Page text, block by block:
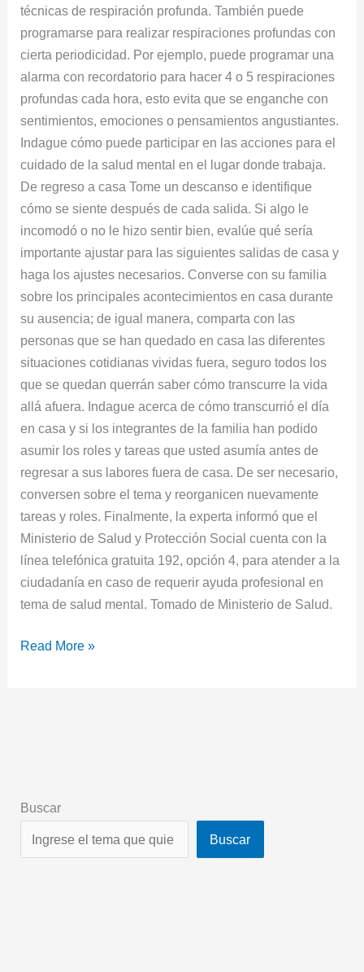
técnicas de respiración profunda. También puede
programarse para realizar respiraciones profundas con
cierta periodicidad. Por ejemplo, puede programar una
alarma con recordatorio para hacer 4 o 5 respiraciones
profundas cada hora, esto evita que se enganche con
sentimientos, emociones o pensamientos angustiantes.
Indague cómo puede participar en las acciones para el
cuidado de la salud mental en el lugar donde trabaja.
De regreso a casa Tome un descanso e identifique
cómo se siente después de cada salida. Si algo le
incomodó o no le hizo sentir bien, evalúe qué sería
importante ajustar para las siguientes salidas de casa y
haga los ajustes necesarios. Converse con su familia
sobre los principales acontecimientos en casa durante
su ausencia; de igual manera, comparta con las
personas que se han quedado en casa las diferentes
situaciones cotidianas vividas fuera, seguro todos los
que se quedan querrán saber cómo transcurre la vida
allá afuera. Indague acerca de cómo transcurrió el día
en casa y si los integrantes de la familia han podido
asumir los roles y tareas que usted asumía antes de
regresar a sus labores fuera de casa. De ser necesario,
conversen sobre el tema y reorganicen nuevamente
tareas y roles. Finalmente, la experta informó que el
Ministerio de Salud y Protección Social cuenta con la
línea telefónica gratuita 192, opción 4, para atender a la
ciudadanía en caso de requerir ayuda profesional en
tema de salud mental. Tomado de Ministerio de Salud.
Read More »
Buscar
Buscar